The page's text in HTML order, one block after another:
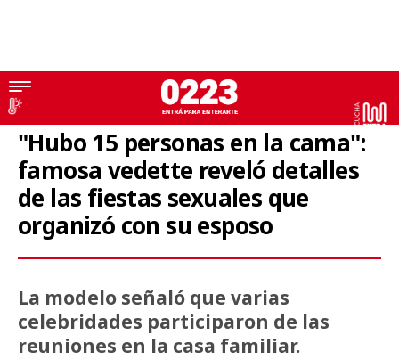
Famosa
"Hubo 15 personas en la cama":
famosa vedette reveló detalles
de las fiestas sexuales que
organizó con su esposo
La modelo señaló que varias
celebridades participaron de las
reuniones en la casa familiar.